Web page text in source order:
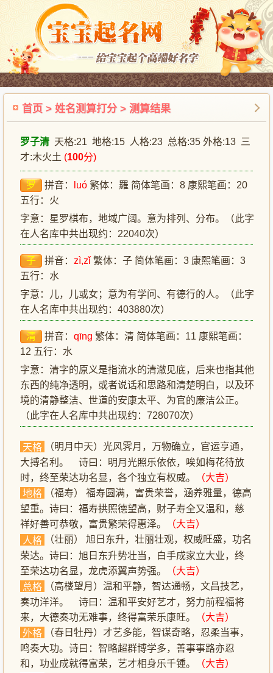
首页 > 姓名测算打分 > 测算结果
罗子清 天格:21 地格:15 人格:23 总格:35 外格:13 三
才:木火土 (100分)
罗 拼音： luó 繁体：羅 简体笔画：8 康熙笔画：20
五行：火
字意：星罗棋布，地域广阔。意为排列、分布。（此字
在人名库中共出现约：22040次）
子 拼音： zì,zǐ 繁体：子 简体笔画：3 康熙笔画：3
五行：水
字意：儿，儿或女；意为有学问、有德行的人。（此字
在人名库中共出现约：403880次）
清 拼音： qīng 繁体：清 简体笔画：11 康熙笔画：
12 五行：水
字意：清字的原义是指流水的清澈见底，后来也指其他
东西的纯净透明，或者说话和思路和清楚明白，以及环
境的清静整洁、世道的安康太平、为官的廉洁公正。
（此字在人名库中共出现约：728070次）
天格
（明月中天）光风霁月，万物确立，官运亨通，
大搏名利。 诗曰：明月光照乐依依，唉如梅花待放
时，终至荣达功名显，各个独立有权威。
（大吉）
地格
（福寿） 福寿圆满，富贵荣誉，涵养雅量，德高
望重。诗曰：福寿拱照德望高，财子寿全又温和，慈
祥好善可恭敬，富贵繁荣得惠泽。
（大吉）
人格
（壮丽） 旭日东升，壮丽壮观，权威旺盛，功名
荣达。诗曰：旭日东升势壮当，白手成家立大业，终
至荣达功名显，龙虎添翼声势强。
（大吉）
总格
（高楼望月）温和平静，智达通畅，文昌技艺，
奏功洋洋。 诗曰：温和平安好艺才，努力前程福将
来，大德奏功无难事，终得富荣乐康旺。
（大吉）
外格
（春日牡丹）才艺多能，智谋奇略，忍柔当事，
鸣奏大功。诗曰：智略超群博学多，善事事路亦忍
和，功业成就得富荣，艺才相身乐千锺。
（大吉）